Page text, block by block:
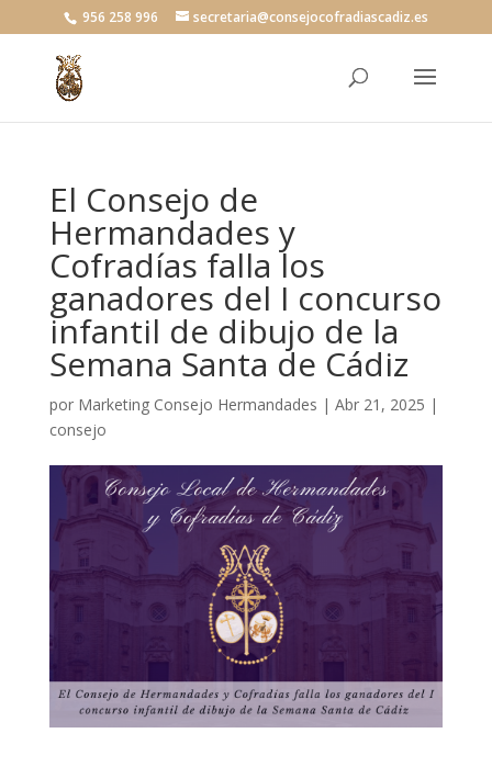
956 258 996 secretaria@consejocofradiascadiz.es
El Consejo de
Hermandades y
Cofradías falla los
ganadores del I concurso
infantil de dibujo de la
Semana Santa de Cádiz
por Marketing Consejo Hermandades | Abr 21, 2025 |
consejo